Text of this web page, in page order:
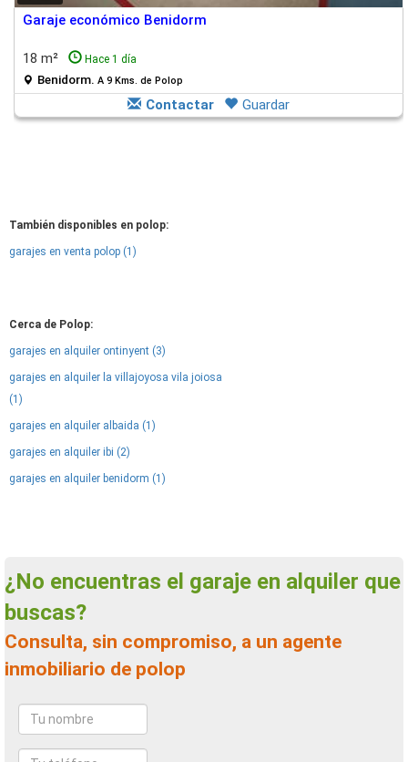
Garaje económico Benidorm
18 m² Hace 1 día
Benidorm. A 9 Kms. de Polop
Contactar Guardar
También disponibles en polop:
garajes en venta polop (1)
Cerca de Polop:
garajes en alquiler ontinyent (3)
garajes en alquiler la villajoyosa vila joiosa
(1)
garajes en alquiler albaida (1)
garajes en alquiler ibi (2)
garajes en alquiler benidorm (1)
¿No encuentras el garaje en alquiler que
buscas?
Consulta, sin compromiso, a un agente
inmobiliario de polop